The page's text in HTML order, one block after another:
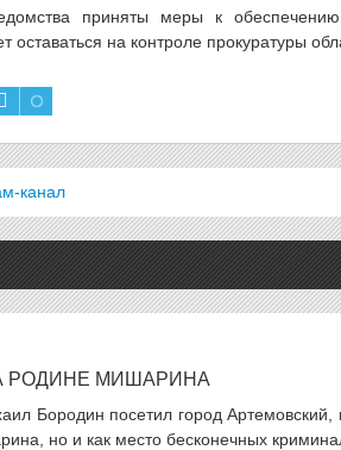
приняты меры к
на контроле прокуратуры
канал
РОДИНЕ МИШАРИНА
Бородин посетил город Артемовский,
но и как место бесконечных